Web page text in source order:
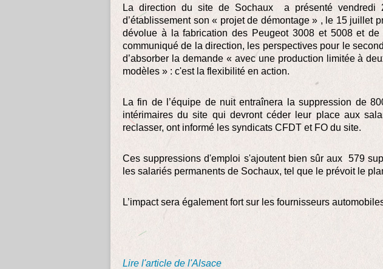
La direction du site de Sochaux a présenté
d’établissement son « projet de démontage » , le 15 juillet
dévolue à la fabrication des Peugeot 3008 et 5008 et
communiqué de la direction, les perspectives pour le
d’absorber la demande « avec une production limitée à
modèles » : c'est la flexibilité en action.
La fin de l’équipe de nuit entraînera la suppression de
intérimaires du site qui devront céder leur place aux
reclasser, ont informé les syndicats CFDT et FO du site.
Ces suppressions d'emploi s'ajoutent bien sûr aux 579
les salariés permanents de Sochaux, tel que le prévoit le
L’impact sera également fort sur les fournisseurs
Lire l'article de l'Alsace